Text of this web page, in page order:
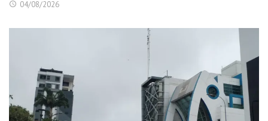
04/08/2026